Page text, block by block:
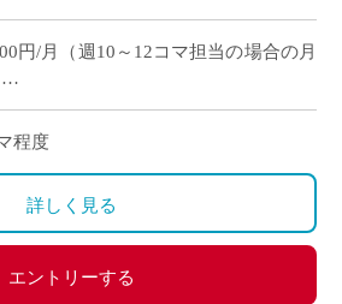
※扶養内希望の相談 […]
円/月（週10～12コマ担当の場合の月
時期によって、初月の給与は日割計
程度
詳しく見る
エントリーする